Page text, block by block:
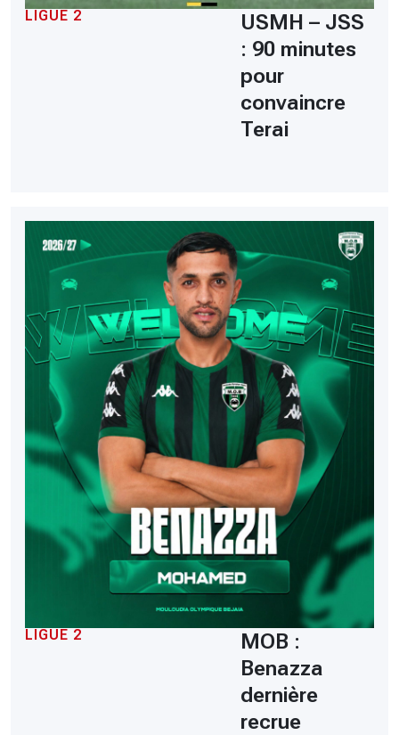
LIGUE 2
USMH – JSS
: 90 minutes
pour
convaincre
Terai
LIGUE 2
MOB :
Benazza
dernière
recrue